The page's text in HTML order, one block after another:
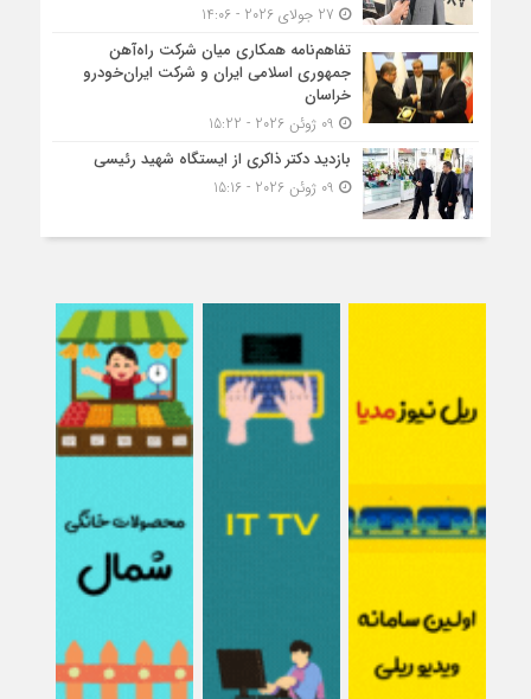
تفاهم‌نامه همکاری میان شرکت راه‌آهن
جمهوری اسلامی ایران و شرکت ایران‌خودرو
خراسان
بازدید دکتر ذاکری از ایستگاه شهید رئیسی